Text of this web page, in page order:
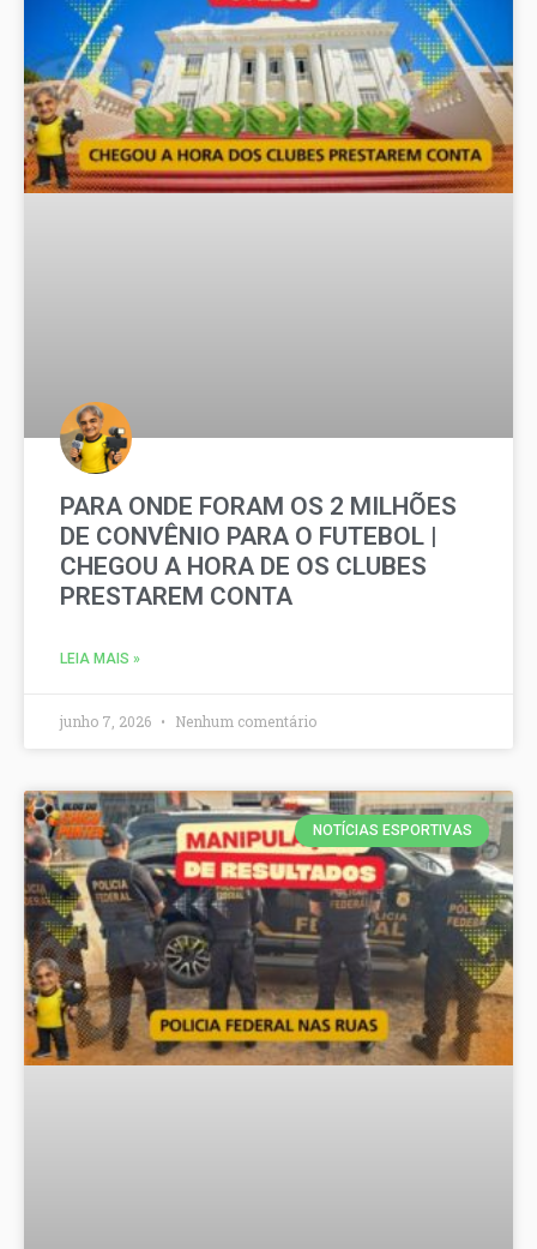
PARA ONDE FORAM OS 2 MILHÕES
DE CONVÊNIO PARA O FUTEBOL |
CHEGOU A HORA DE OS CLUBES
PRESTAREM CONTA
LEIA MAIS »
junho 7, 2026 Nenhum comentário
NOTÍCIAS ESPORTIVAS